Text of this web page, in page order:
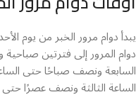
يبدأ دوام مرور الخبر من يوم
دوام المرور إلى فترتين صباحية
السابعة ونصف صباحًا حتى
الساعة الثالثة ونصف عصرًا